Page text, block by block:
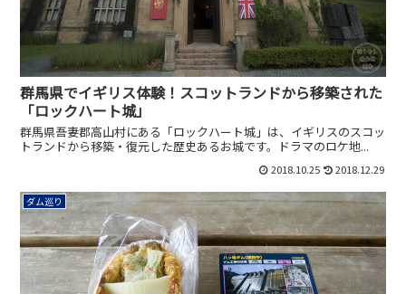
群馬県でイギリス体験！スコットランドから移築された
「ロックハート城」
群馬県吾妻郡高山村にある「ロックハート城」は、イギリスのスコッ
トランドから移築・復元した歴史あるお城です。ドラマのロケ地...
2018.10.25 2018.12.29
ダム巡り